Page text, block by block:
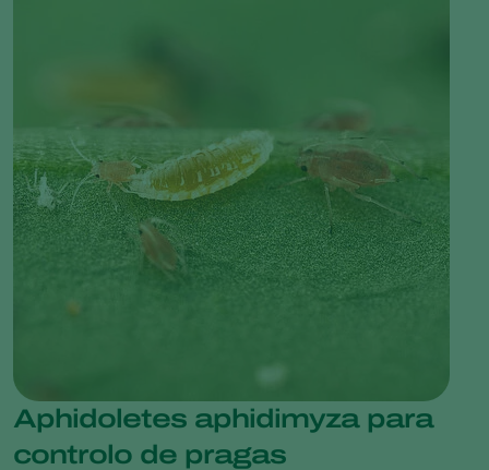
Aphidoletes aphidimyza para
controlo de pragas